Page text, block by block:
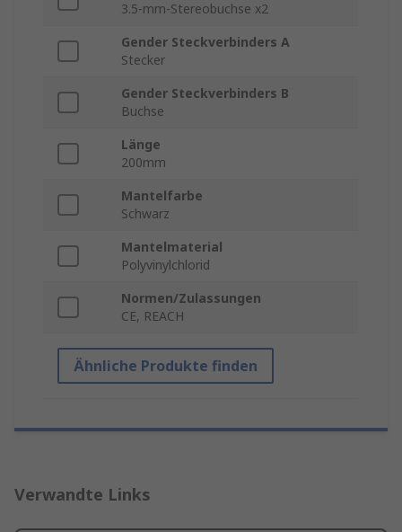
3.5-mm-Stereobuchse x2
Gender Steckverbinders A
Stecker
Gender Steckverbinders B
Buchse
Länge
200mm
Mantelfarbe
Schwarz
Mantelmaterial
Polyvinylchlorid
Normen/Zulassungen
CE, REACH
Ähnliche Produkte finden
Verwandte Links